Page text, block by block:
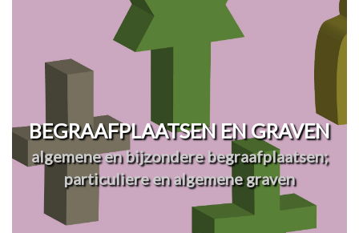
BEGRAAFPLAATSEN EN GRAVEN
algemene en bijzondere begraafplaatsen;
particuliere en algemene graven